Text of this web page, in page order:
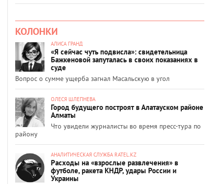
КОЛОНКИ
АЛИСА ГРАНД
«Я сейчас чуть подвисла»: свидетельница
Бажкеновой запуталась в своих показаниях в
суде
Вопрос о сумме ущерба загнал Масальскую в угол
ОЛЕСЯ ШЛЕПНЕВА
Город будущего построят в Алатауском районе
Алматы
Что увидели журналисты во время пресс-тура по
району
АНАЛИТИЧЕСКАЯ СЛУЖБА RATEL.KZ
Расходы на «взрослые развлечения» в
футболе, ракета КНДР, удары России и
Украины